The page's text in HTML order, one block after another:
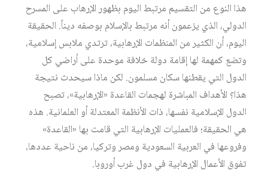
هذا النوع من التقسيم مرتبط اليوم بظهور الإرهاب على المسرح
الدولي، الذي يزعمون أنه مرتبط بالإسلام بوصفه ديناً. الحقيقة
اليوم، أن الكثير من المنظمات الإرهابية، ترتدي ملابس إسلامية،
وتضع كمهمة لها إقامة دولة خلافة موحدة على أراضي كل
الدول التي يقطنها سكان مسلمون. لكن ماذا سيحدث نتيجة
هذا؟ الأهداف المباشرة لهجمات القاعدة «الإرهابية»، تصبح
الدول الإسلامية نفسها، ذات الأنظمة المعتدلة أو العلمانية. هذه
هي الحقيقة؛ فالعمليات الإرهابية التي قامت بها «القاعدة»
وفروعها في العربية السعودية ومصر وتركيا، من ناحية عددها،
تفوق الأعمال الإرهابية في دول غرب أوروبا.